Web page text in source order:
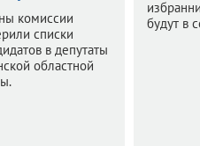
комиссии
списки
в депутаты
областной
будут в